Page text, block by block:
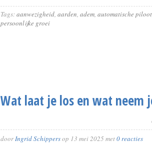
Tags:aanwezigheid, aarden, adem, automatische piloot
persoonlijke groei
Wat laat je los en wat neem
doorIngrid Schippersop 13 mei 2025 met0 reacties